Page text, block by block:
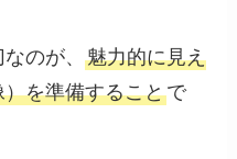
なのが、魅力的に見え
を準備することで